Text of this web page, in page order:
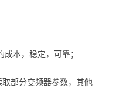
本，稳定，可靠；
部分变频器参数，其他